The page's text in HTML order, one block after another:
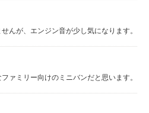
んが、エンジン音が少し気になります。
ァミリー向けのミニバンだと思います。